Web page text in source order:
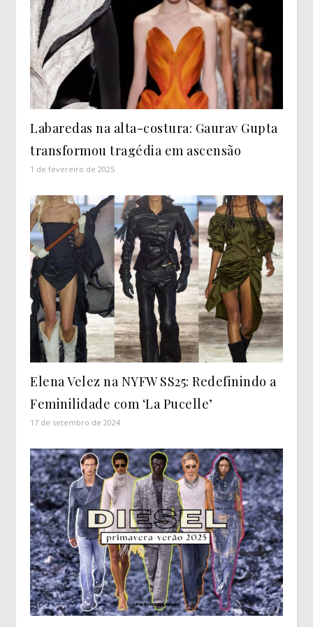
Labaredas na alta-costura: Gaurav Gupta
transformou tragédia em ascensão
1 de fevereiro de 2025
Elena Velez na NYFW SS25: Redefinindo a
Feminilidade com ‘La Pucelle’
17 de setembro de 2024